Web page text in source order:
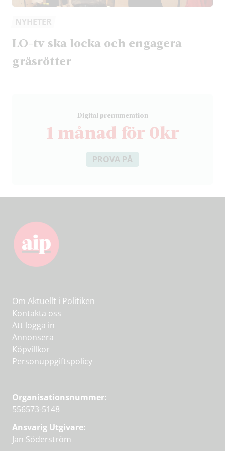
NYHETER
LO-tv ska locka och engagera
gräsrötter
Digital prenumeration
1 månad för 0kr
PROVA PÅ
Om Aktuellt i Politiken
Kontakta oss
Att logga in
Annonsera
Köpvillkor
Personuppgiftspolicy
Organisationsnummer:
556573-5148
Ansvarig Utgivare:
Jan Söderström